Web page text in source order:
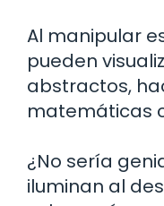
Al manipular
pueden
abstractos,
matemáticas
¿No sería
iluminan al